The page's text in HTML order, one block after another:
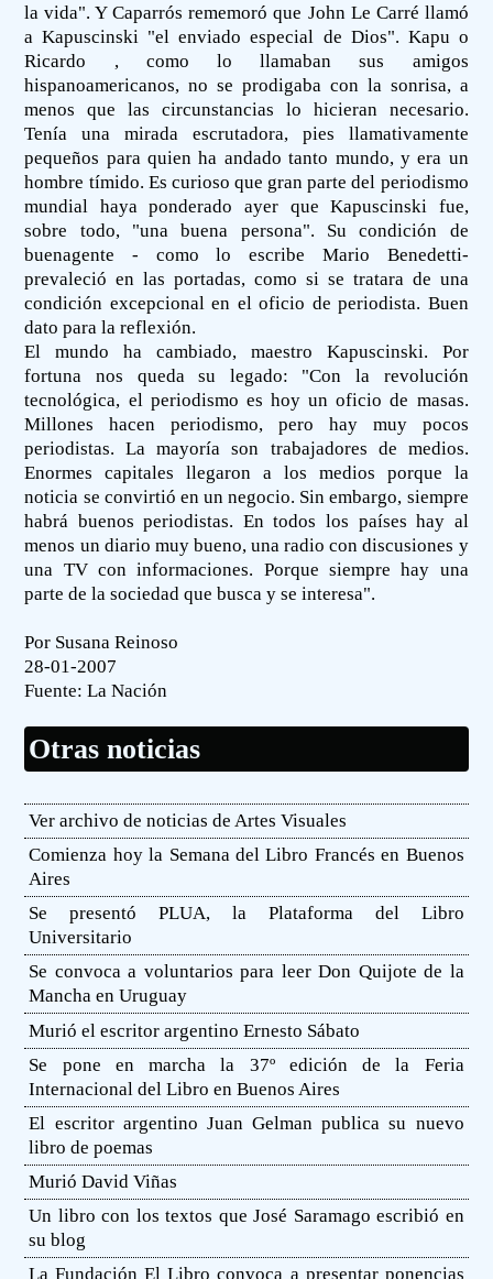
la vida". Y Caparrós rememoró que John Le Carré llamó
a Kapuscinski "el enviado especial de Dios". Kapu o
Ricardo , como lo llamaban sus amigos
hispanoamericanos, no se prodigaba con la sonrisa, a
menos que las circunstancias lo hicieran necesario.
Tenía una mirada escrutadora, pies llamativamente
pequeños para quien ha andado tanto mundo, y era un
hombre tímido. Es curioso que gran parte del periodismo
mundial haya ponderado ayer que Kapuscinski fue,
sobre todo, "una buena persona". Su condición de
buenagente - como lo escribe Mario Benedetti-
prevaleció en las portadas, como si se tratara de una
condición excepcional en el oficio de periodista. Buen
dato para la reflexión.
El mundo ha cambiado, maestro Kapuscinski. Por
fortuna nos queda su legado: "Con la revolución
tecnológica, el periodismo es hoy un oficio de masas.
Millones hacen periodismo, pero hay muy pocos
periodistas. La mayoría son trabajadores de medios.
Enormes capitales llegaron a los medios porque la
noticia se convirtió en un negocio. Sin embargo, siempre
habrá buenos periodistas. En todos los países hay al
menos un diario muy bueno, una radio con discusiones y
una TV con informaciones. Porque siempre hay una
parte de la sociedad que busca y se interesa".
Por Susana Reinoso
28-01-2007
Fuente:La Nación
Otras noticias
Ver archivo de noticias de Artes Visuales
Comienza hoy la Semana del Libro Francés en Buenos
Aires
Se presentó PLUA, la Plataforma del Libro
Universitario
Se convoca a voluntarios para leer Don Quijote de la
Mancha en Uruguay
Murió el escritor argentino Ernesto Sábato
Se pone en marcha la 37º edición de la Feria
Internacional del Libro en Buenos Aires
El escritor argentino Juan Gelman publica su nuevo
libro de poemas
Murió David Viñas
Un libro con los textos que José Saramago escribió en
su blog
La Fundación El Libro convoca a presentar ponencias